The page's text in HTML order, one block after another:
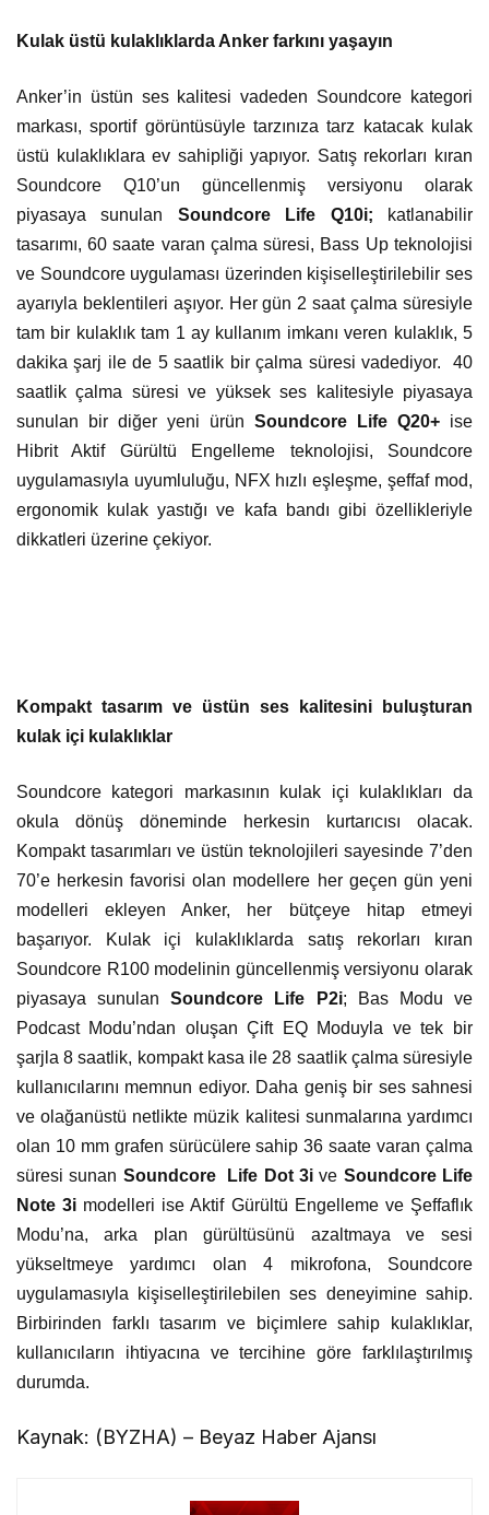
Kulak üstü kulaklıklarda Anker farkını yaşayın
Anker’in üstün ses kalitesi vadeden Soundcore kategori
markası, sportif görüntüsüyle tarzınıza tarz katacak kulak
üstü kulaklıklara ev sahipliği yapıyor. Satış rekorları kıran
Soundcore Q10’un güncellenmiş versiyonu olarak
piyasaya sunulan Soundcore Life Q10i;
katlanabilir
tasarımı, 60 saate varan çalma süresi, Bass Up teknolojisi
ve Soundcore uygulaması üzerinden kişiselleştirilebilir ses
ayarıyla beklentileri aşıyor. Her gün 2 saat çalma süresiyle
tam bir kulaklık tam 1 ay kullanım imkanı veren kulaklık, 5
dakika şarj ile de 5 saatlik bir çalma süresi vadediyor.
40
saatlik çalma süresi ve yüksek ses kalitesiyle piyasaya
sunulan bir diğer yeni ürün Soundcore Life Q20+ise
Hibrit Aktif Gürültü Engelleme teknolojisi, Soundcore
uygulamasıyla uyumluluğu, NFX hızlı eşleşme, şeffaf mod,
ergonomik kulak yastığı ve kafa bandı gibi özellikleriyle
dikkatleri üzerine çekiyor.
Kompakt tasarım ve üstün ses kalitesini buluşturan
kulak içi kulaklıklar
Soundcore kategori markasının kulak içi kulaklıkları da
okula dönüş döneminde herkesin kurtarıcısı olacak.
Kompakt tasarımları ve üstün teknolojileri sayesinde 7’den
70’e herkesin favorisi olan modellere her geçen gün yeni
modelleri ekleyen Anker, her bütçeye hitap etmeyi
başarıyor. Kulak içi kulaklıklarda satış rekorları kıran
Soundcore R100 modelinin güncellenmiş versiyonu olarak
piyasaya sunulanSoundcore Life P2i; Bas Modu ve
Podcast Modu’ndan oluşan Çift EQ Moduyla vetek bir
şarjla 8 saatlik, kompakt kasa ile 28 saatlik çalma süresiyle
kullanıcılarını memnun ediyor. Daha geniş bir ses sahnesi
ve olağanüstü netlikte müzik kalitesi sunmalarına yardımcı
olan 10 mm grafen sürücülere sahip 36 saate varan çalma
süresi sunan Soundcore Life Dot 3i ve Soundcore Life
Note 3i modelleri ise Aktif Gürültü Engelleme ve Şeffaflık
Modu’na, arka plan gürültüsünü azaltmaya ve sesi
yükseltmeye yardımcı olan 4 mikrofona, Soundcore
uygulamasıyla kişiselleştirilebilen ses deneyimine sahip.
Birbirinden farklı tasarım ve biçimlere sahip kulaklıklar,
kullanıcıların ihtiyacına ve tercihine göre farklılaştırılmış
durumda.
Kaynak: (BYZHA) – Beyaz Haber Ajansı